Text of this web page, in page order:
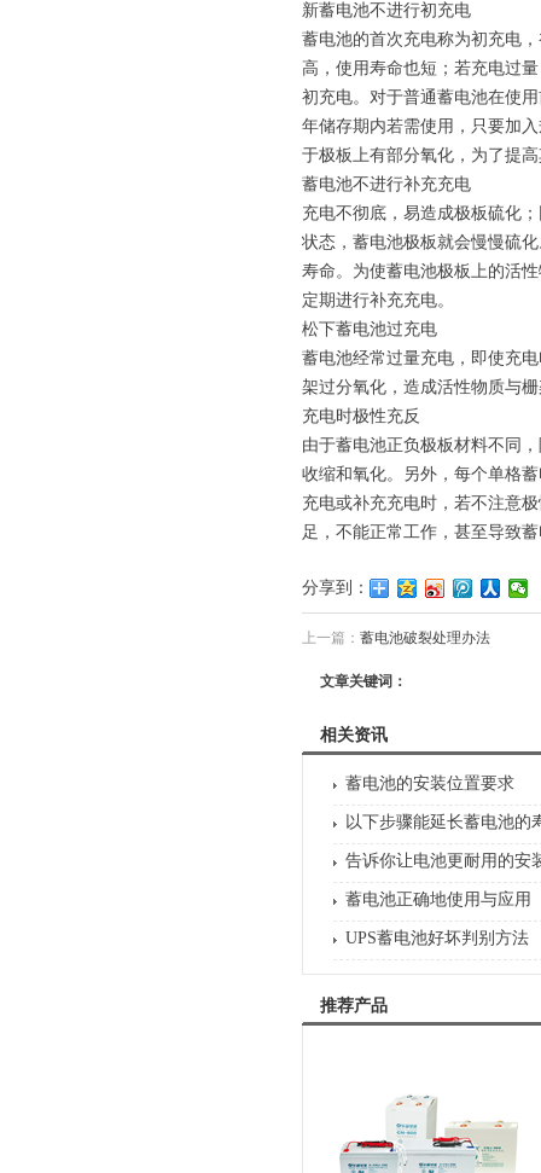
新蓄电池不进行初充电
蓄电池的首次充电称为初充电
高，使用寿命也短；若充电过
初充电。对于普通蓄电池在使
年储存期内若需使用，只要加
于极板上有部分氧化，为了提
蓄电池不进行补充充电
充电不彻底，易造成极板硫化
状态，蓄电池极板就会慢慢硫
寿命。为使蓄电池极板上的活
定期进行补充充电。
松下蓄电池过充电
蓄电池经常过量充电，即使充
架过分氧化，造成活性物质与
充电时极性充反
由于蓄电池正负极板材料不同
收缩和氧化。另外，每个单格
充电或补充充电时，若不注意
足，不能正常工作，甚至导致
分享到：
上一篇： 蓄电池破裂处理办法
文章关键词：
相关资讯
蓄电池的安装位置要求
以下步骤能延长蓄电池的
告诉你让电池更耐用的安
蓄电池正确地使用与应用
UPS蓄电池好坏判别方法
推荐产品